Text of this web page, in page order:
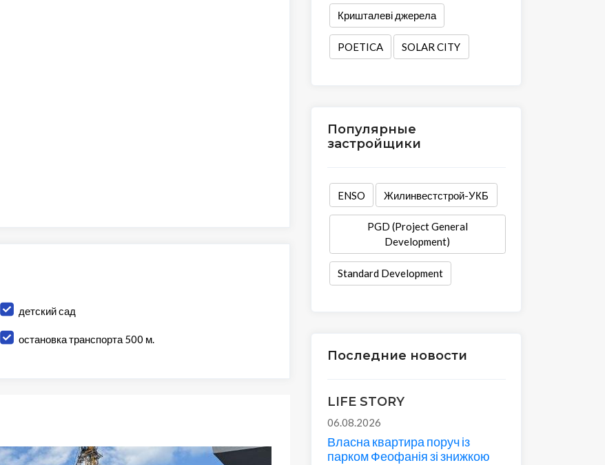
детский сад
остановка транспорта 500 м.
Кришталеві джерела
POETICA SOLAR CITY
Популярные
застройщики
ENSO Жилинвестстрой-УКБ
PGD (Project General
Development)
Standard Development
Последние новости
LIFE STORY
06.08.2026
Власна квартира поруч із
парком Феофанія зі знижкою